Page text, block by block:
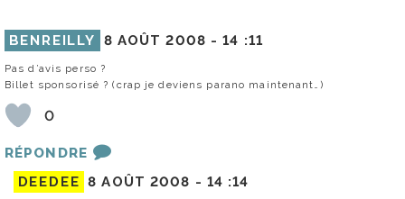
BENREILLY 8 AOÛT 2008 -14 :11
Pas d’avis perso ?
Billet sponsorisé ? (crap je deviens parano maintenant…)
0
RÉPONDRE
DEEDEE 8 AOÛT 2008 - 14 :14